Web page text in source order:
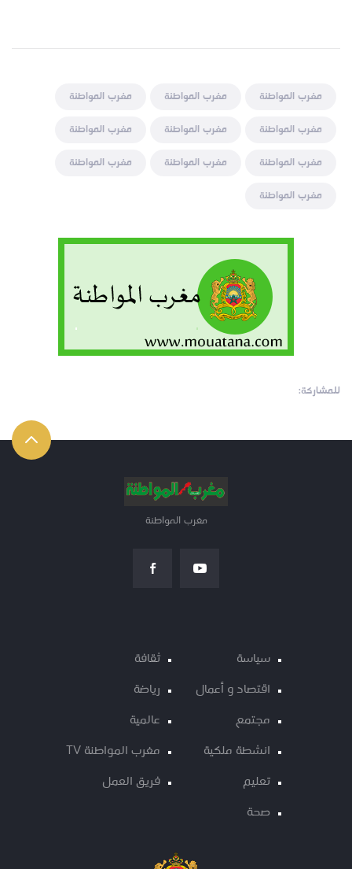
مغرب المواطنة مغرب المواطنة
مغرب المواطنة
مغرب المواطنة
مغرب المواطنة
مغرب المواطنة
مغرب المواطنة
مغرب المواطنة
مغرب المواطنة
مغرب المواطنة
للمشاركة:
مغرب المواطنة
سياسة
اقتصاد و أعمال
مجتمع
انشطة ملكية
تعليم
صحة
ثقافة
رياضة
عالمية
مغرب المواطنة TV
فريق العمل